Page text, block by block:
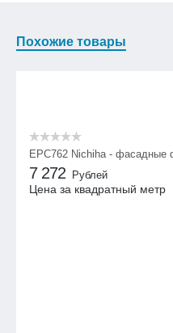
Похожие товары
EPC762 Nichiha - фасадные
7 272 Рублей
Цена за квадратный метр